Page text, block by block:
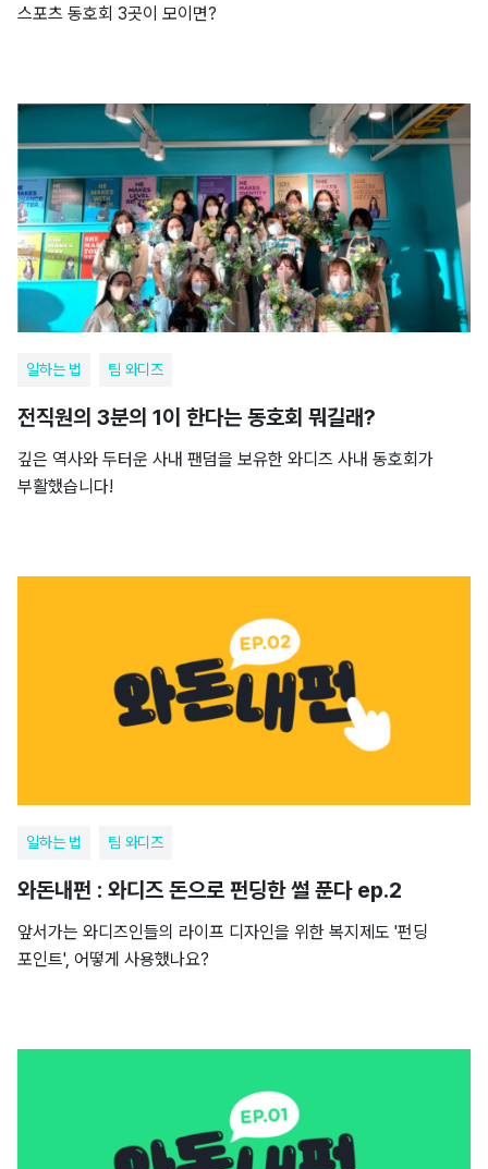
스포츠 동호회 3곳이 모이면?
일하는 법 팀 와디즈
전직원의 3분의 1이 한다는 동호회 뭐길래?
깊은 역사와 두터운 사내 팬덤을 보유한 와디즈 사내 동호회가
부활했습니다!
일하는 법 팀 와디즈
와돈내펀 : 와디즈 돈으로 펀딩한 썰 푼다 ep.2
앞서가는 와디즈인들의 라이프 디자인을 위한 복지제도 '펀딩
포인트', 어떻게 사용했나요?